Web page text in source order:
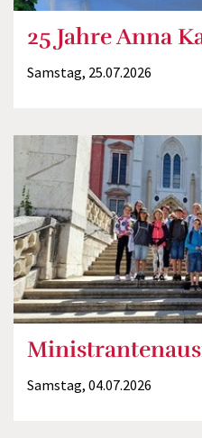
25 Jahre Anna
Samstag, 25.07.2026
Samstag, 04.07.2026